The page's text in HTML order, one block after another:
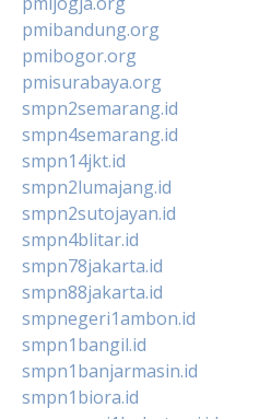
pmibandung.org
pmibogor.org
pmisurabaya.org
smpn2semarang.id
smpn4semarang.id
smpn14jkt.id
smpn2lumajang.id
smpn2sutojayan.id
smpn4blitar.id
smpn78jakarta.id
smpn88jakarta.id
smpnegeri1ambon.id
smpn1bangil.id
smpn1banjarmasin.id
smpn1biora.id